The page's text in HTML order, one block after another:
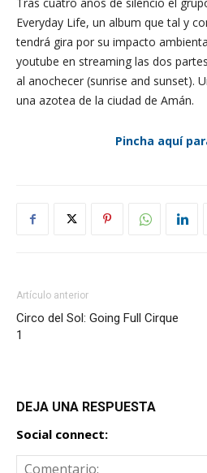
Everyday Life, un album que tal y
tendrá gira por su impacto
youtube en streaming las dos
al anochecer (sunrise and sunset).
una azotea de la ciudad de Amán.
Pincha aquí
Artículo anterior
Circo del Sol: Going Full Cirque
1
DEJA UNA RESPUESTA
Social connect: